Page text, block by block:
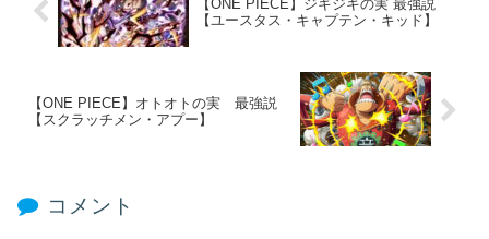
【ONE PIECE】ジキジキの実 最強説
【ユースタス・キャプテン・キッド】
【ONE PIECE】オトオトの実 最強説
【スクラッチメン・アプー】
コメント